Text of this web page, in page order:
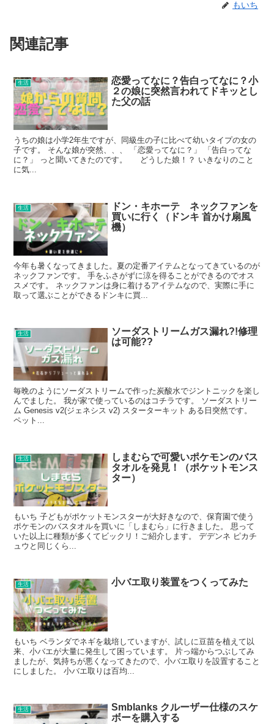
もいち
関連記事
生活
恋愛ってなに？告白ってなに？小
２の娘に突然言われてドキッとし
た父の話
うちの娘は小学2年生ですが、同級生の子に比べて幼いタイプの女の
子です。 そんな娘が突然、、、 「恋愛ってなに？」 「告白ってな
に？」 っと聞いてきたのです。 どうした娘！？ いきなりのこと
に気...
生活
ドン・キホーテ ネックファンを
買いに行く（ドンキ 首かけ扇風
機）
今年も暑くなってきました。夏の定番アイテムとなってきているのが
ネックファンです。 手をふさがずに涼を得ることができるのでオス
スメです。 ネックファンは身に着けるアイテムなので、実際に手に
取って選ぶことができるドンキに買...
生活
ソーダストリー厶ガス漏れ?!修理
は可能??
毎晩のようにソーダストリームで作った炭酸水でジントニックを楽し
んでました。 我が家で使っているのはコチラです。 ソーダストリー
ム Genesis v2(ジェネシス v2) スターターキット ある日突然です。
ペット...
生活
しまむらで可愛いポケモンのバス
タオルを発見！（ポケットモンス
ター）
もいち 子どもがポケットモンスターが大好きなので、保育園で使う
ポケモンのバスタオルを買いに「しまむら」に行きました。 思って
いた以上に種類が多くてビックリ！ご紹介します。 デデンネ ピカチ
ュウと同じくら...
生活 小バエ取り装置をつくってみた
もいち ベランダでネギを栽培していますが、試しに豆苗を植えて以
来、小バエが大量に発生して困っています。 片っ端からつぶしてみ
ましたが、気持ちが悪くなってきたので、小バエ取りを設置すること
にしました。 小バエ取りは百均...
生活
Smblanks クルーザー仕様のスケ
ボーを購入する